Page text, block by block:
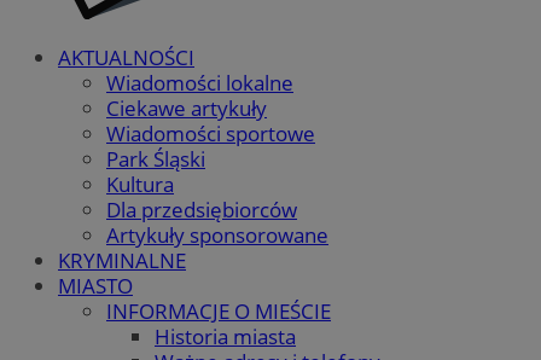
AKTUALNOŚCI
Wiadomości lokalne
Ciekawe artykuły
Wiadomości sportowe
Park Śląski
Kultura
Dla przedsiębiorców
Artykuły sponsorowane
KRYMINALNE
MIASTO
INFORMACJE O MIEŚCIE
Historia miasta